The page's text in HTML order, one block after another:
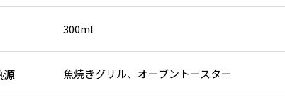
300ml
源 魚焼きグリル、オーブントースター